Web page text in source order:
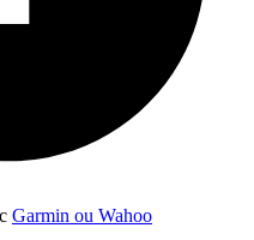
Garmin ou Wahoo